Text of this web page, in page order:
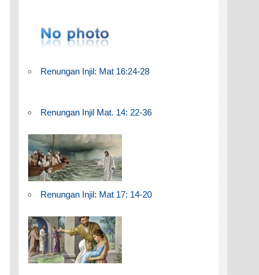
Renungan Injil: Mat 16:24-28
Renungan Injil Mat. 14: 22-36
Renungan Injil: Mat 17: 14-20